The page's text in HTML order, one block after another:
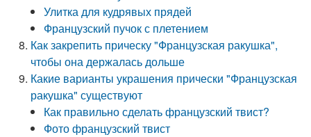
Улитка для кудрявых прядей
Французский пучок с плетением
Как закрепить прическу "Французская ракушка",
чтобы она держалась дольше
Какие варианты украшения прически "Французская
ракушка" существуют
Как правильно сделать французский твист?
Фото французский твист